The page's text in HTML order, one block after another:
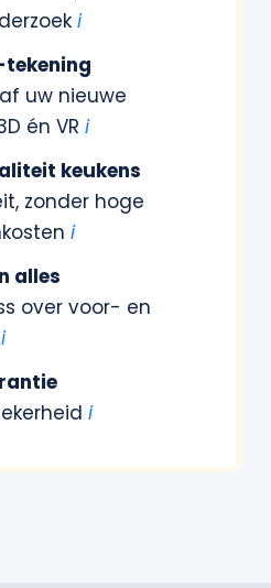
i
uw nieuwe
én VR i
keukens
zonder hoge
i
alles
over voor- en
i
i